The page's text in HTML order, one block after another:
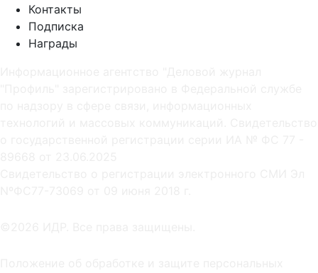
Контакты
Подписка
Награды